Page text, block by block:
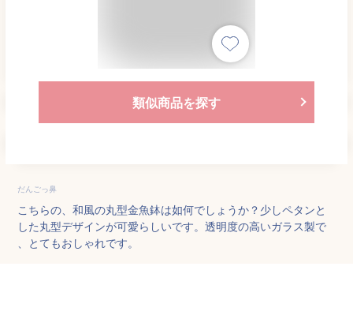
類似商品を探す
だんごっ鼻
こちらの、和風の丸型金魚鉢は如何でしょうか？少しペタンと
した丸型デザインが可愛らしいです。透明度の高いガラス製で
、とてもおしゃれです。